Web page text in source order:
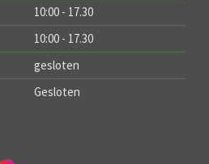
10:00 - 17.30
10:00 - 17.30
gesloten
Gesloten